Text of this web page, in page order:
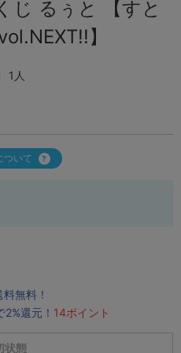
じ るぅと 【すと
】
1人
ついて
無料！
還元！ 14ポイント
状態